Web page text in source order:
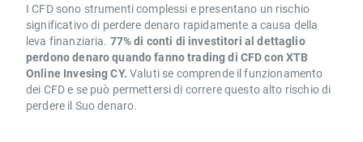
I CFD sono strumenti complessi e presentano un rischio
significativo di perdere denaro rapidamente a causa della
leva finanziaria. 77% di conti di investitori al dettaglio
perdono denaro quando fanno trading di CFD con XTB
Online Invesing CY. Valuti se comprende il funzionamento
dei CFD e se può permettersi di correre questo alto rischio di
perdere il Suo denaro.